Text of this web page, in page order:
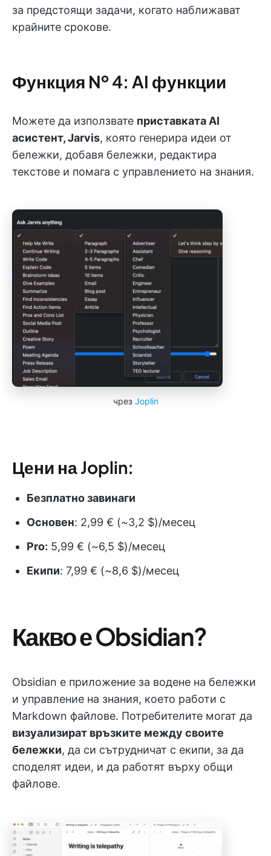
за предстоящи задачи, когато наближават
крайните срокове.
Функция № 4: AI функции
Можете да използвате приставката AI
асистент, Jarvis, която генерира идеи от
бележки, добавя бележки, редактира
текстове и помага с управлението на знания.
чрез Joplin
Цени на Joplin:
Безплатно завинаги
Основен: 2,99 € (~3,2 $)/месец
Pro: 5,99 € (~6,5 $)/месец
Екипи: 7,99 € (~8,6 $)/месец
Какво е Obsidian?
Obsidian е приложение за водене на бележки
и управление на знания, което работи с
Markdown файлове. Потребителите могат да
визуализират връзките между своите
бележки, да си сътрудничат с екипи, за да
споделят идеи, и да работят върху общи
файлове.